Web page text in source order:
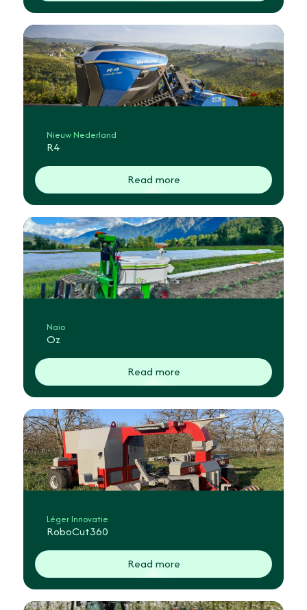
Nieuw Nederland
R4
Read more
Naio
Oz
Read more
Léger Innovatie
RoboCut360
Read more